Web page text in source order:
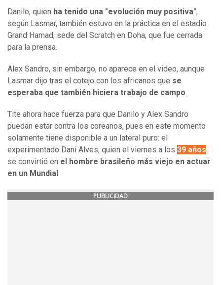
Danilo, quien ha tenido una "evolución muy positiva",
según Lasmar, también estuvo en la práctica en el estadio
Grand Hamad, sede del Scratch en Doha, que fue cerrada
para la prensa.
Alex Sandro, sin embargo, no aparece en el video, aunque
Lasmar dijo tras el cotejo con los africanos que se
esperaba que también hiciera trabajo de campo.
Tite ahora hace fuerza para que Danilo y Alex Sandro
puedan estar contra los coreanos, pues en este momento
solamente tiene disponible a un lateral puro: el
experimentado Dani Alves, quien el viernes a los 39 años
se convirtió en el hombre brasileño más viejo en actuar
en un Mundial .
PUBLICIDAD